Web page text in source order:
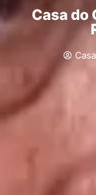
Casa do